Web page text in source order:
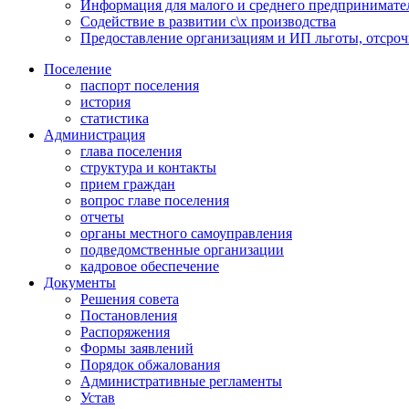
Информация для малого и среднего
Содействие в развитии с\х производства
Предоставление организациям и ИП льготы,
Поселение
паспорт поселения
история
статистика
Администрация
глава поселения
структура и контакты
прием граждан
вопрос главе поселения
отчеты
органы местного самоуправления
подведомственные организации
кадровое обеспечение
Документы
Решения совета
Постановления
Распоряжения
Формы заявлений
Порядок обжалования
Административные регламенты
Устав